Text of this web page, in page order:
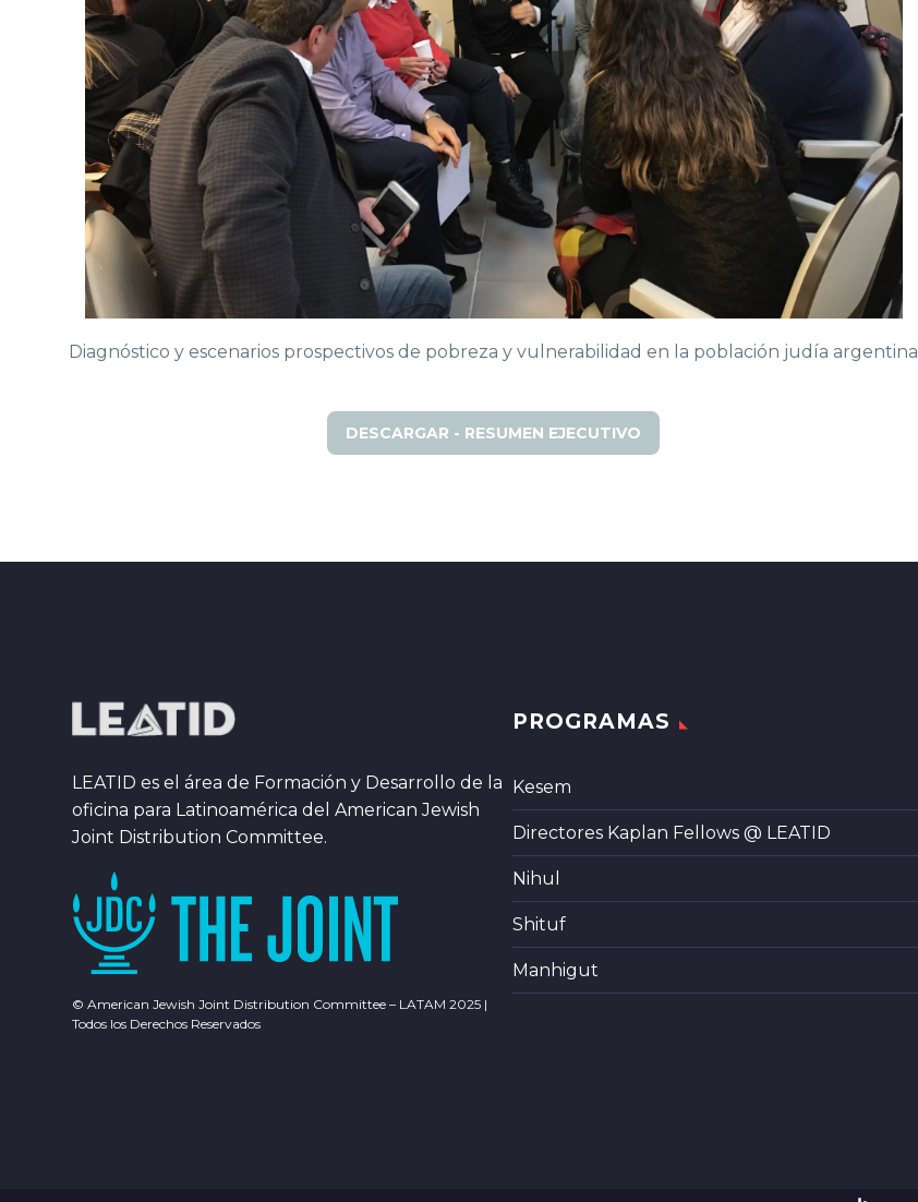
Diagnóstico y escenarios prospectivos de pobreza y vulnerabilidad en la población judía argentina
DESCARGAR - RESUMEN EJECUTIVO
LEATID es el área de Formación y Desarrollo de la
oficina para Latinoamérica del American Jewish
Joint Distribution Committee.
© American Jewish Joint Distribution Committee – LATAM 2025 |
Todos los Derechos Reservados
PROGRAMAS
Kesem
Directores Kaplan Fellows @ LEATID
Nihul
Shituf
Manhigut